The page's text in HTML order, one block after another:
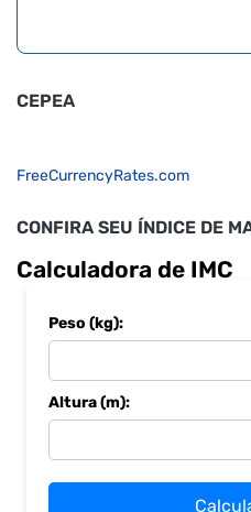
CEPEA
FreeCurrencyRates.com
CONFIRA SEU ÍNDICE DE
Calculadora de IMC
Peso (kg):
Altura (m):